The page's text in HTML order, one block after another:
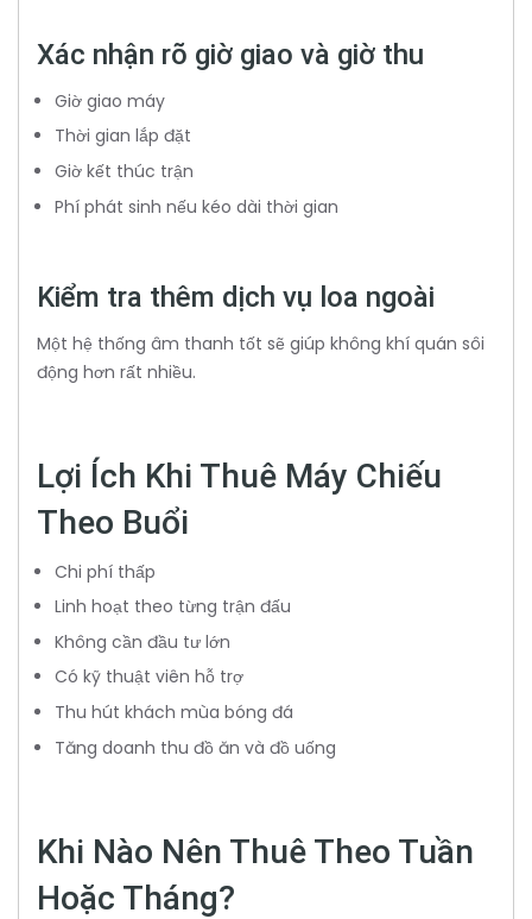
Xác nhận rõ giờ giao và giờ thu
Giờ giao máy
Thời gian lắp đặt
Giờ kết thúc trận
Phí phát sinh nếu kéo dài thời gian
Kiểm tra thêm dịch vụ loa ngoài
Một hệ thống âm thanh tốt sẽ giúp không khí quán sôi
động hơn rất nhiều.
Lợi Ích Khi Thuê Máy Chiếu
Theo Buổi
Chi phí thấp
Linh hoạt theo từng trận đấu
Không cần đầu tư lớn
Có kỹ thuật viên hỗ trợ
Thu hút khách mùa bóng đá
Tăng doanh thu đồ ăn và đồ uống
Khi Nào Nên Thuê Theo Tuần
Hoặc Tháng?